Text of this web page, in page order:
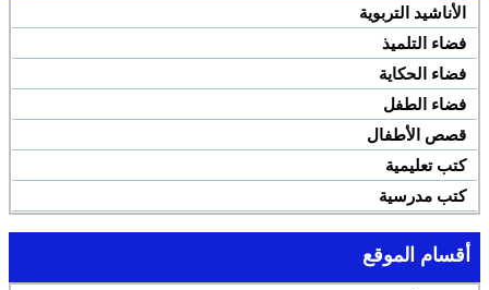
الأناشيد التربوية
فضاء التلميذ
فضاء الحكاية
فضاء الطفل
قصص الأطفال
كتب تعليمية
كتب مدرسية
أقسام الموقع